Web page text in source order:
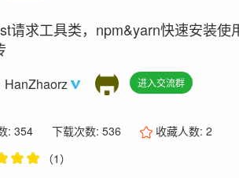
请求工具类，npm&yarn快速安装
HanZhaorz 进入交流群
: 354 下载次数: 536 收藏人数:2
（1）